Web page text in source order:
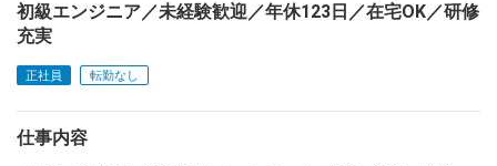
知りたい・聞きたい
イベント
初級エンジニア／未経験歓迎／年休123日／在宅OK／研修
充実
正社員 転勤なし
仕事内容